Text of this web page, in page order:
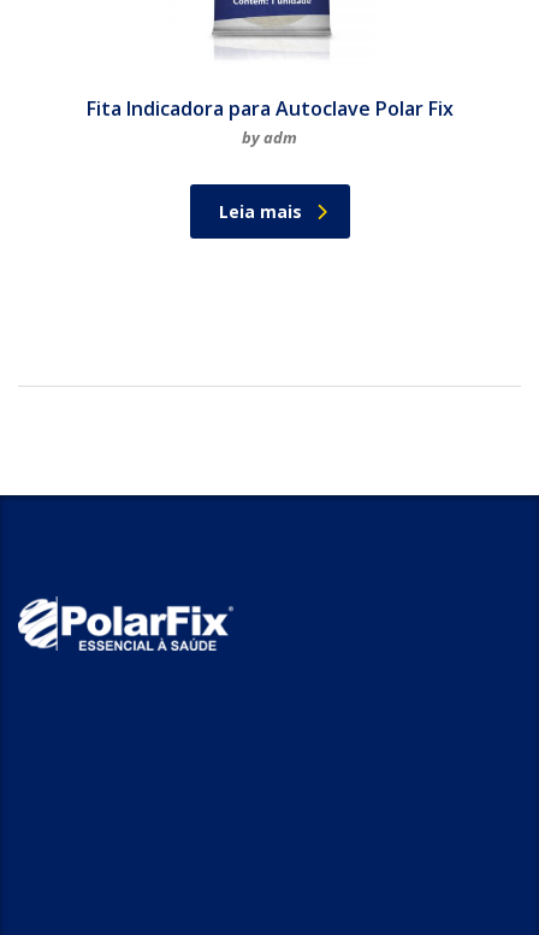
Fita Indicadora para Autoclave Polar Fix
by adm
Leia mais